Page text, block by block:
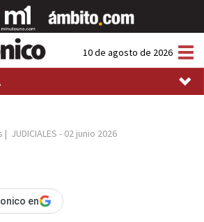
10 de agosto de 2026
| JUDICIALES - 02 junio 2026
en